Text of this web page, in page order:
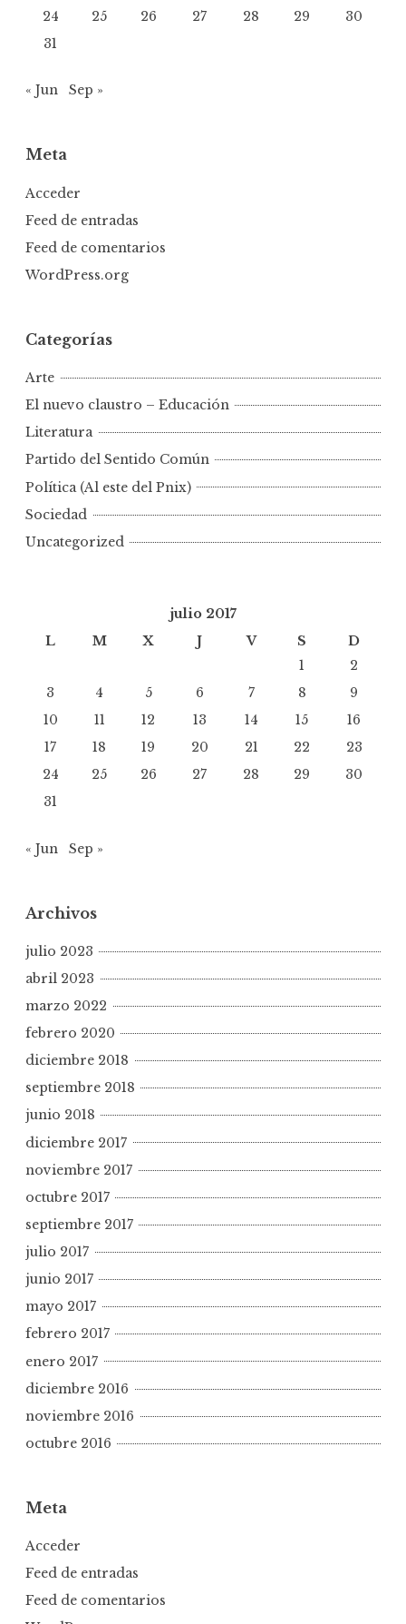
24
25 26 27 28 29
30
31
« Jun Sep »
Meta
Acceder
Feed de entradas
Feed de comentarios
WordPress.org
Categorías
Arte
El nuevo claustro – Educación
Literatura
Partido del Sentido Común
Política (Al este del Pnix)
Sociedad
Uncategorized
julio 2017
L
M X J V S
D
1
2
3
4 5 6 7 8
9
10
11 12 13 14 15
16
17
18 19 20 21 22
23
24
25 26 27 28 29
30
31
« Jun Sep »
Archivos
julio 2023
abril 2023
marzo 2022
febrero 2020
diciembre 2018
septiembre 2018
junio 2018
diciembre 2017
noviembre 2017
octubre 2017
septiembre 2017
julio 2017
junio 2017
mayo 2017
febrero 2017
enero 2017
diciembre 2016
noviembre 2016
octubre 2016
Meta
Acceder
Feed de entradas
Feed de comentarios